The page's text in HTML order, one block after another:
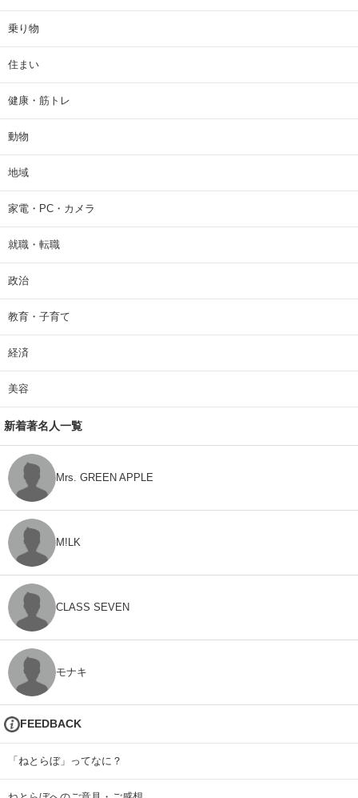
乗り物
住まい
健康・筋トレ
動物
地域
家電・PC・カメラ
就職・転職
政治
教育・子育て
経済
美容
新着著名人一覧
Mrs. GREEN APPLE
M!LK
CLASS SEVEN
モナキ
FEEDBACK
「ねとらぼ」ってなに？